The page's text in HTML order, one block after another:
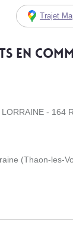
Trajet
en
- 164
(Thaon-les-